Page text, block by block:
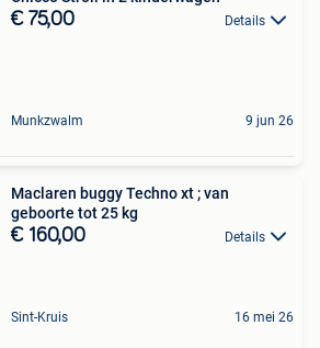
€ 75,00 Details
Munkzwalm 9 jun 26
Maclaren buggy Techno xt ; van
geboorte tot 25 kg
€ 160,00 Details
Sint-Kruis 16 mei 26